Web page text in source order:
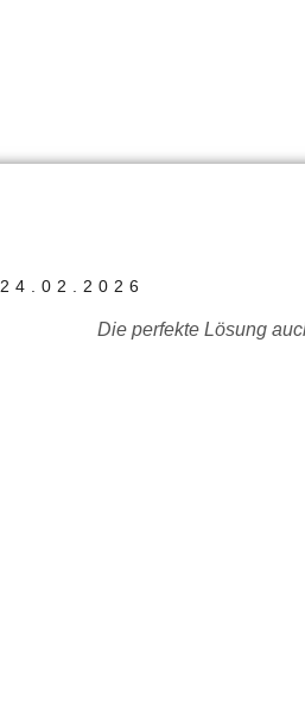
24.02.2026
Die perfekte Lösung